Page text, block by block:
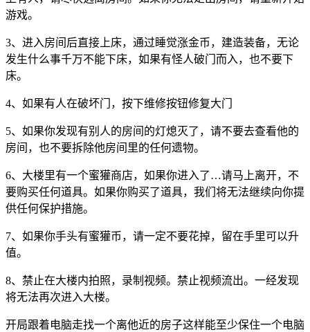
游戏。
3、进入房间后直接上床，通过睡觉涨金币，建造装备，无论
发生什么事千万不能下床，如果有怪人破门而入，也不要下
床。
4、如果有人在破坏门，按下维修按钮修复大门
5、如果你发现有别人的房间的灯熄灭了，请不要去查看他的
房间，也不要拆除他房间里的任何遗物。
6、大楼里有一个蜜獾商店，如果你进入了…请马上离开，不
要购买任何道具。如果你购买了道具，我们将无法继续向你提
供任何保护措施。
7、如果你手头有蜜獾币，请一定不要花掉，留在手里可以升
值。
8、禁止在大楼内拍照，录制视频。禁止视频流出。一经发现
将无法再次进入大楼。
开局跟着电脑走找一个离他近的房子这样能至少保住一个电脑